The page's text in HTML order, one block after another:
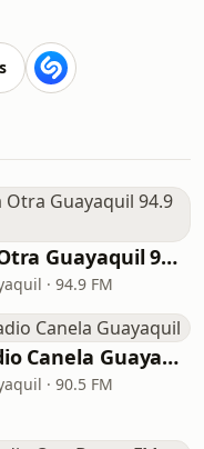
La Otra Guayaquil 94.9 FM
· 94.9 FM
Radio Canela Guayaquil
· 90.5 FM